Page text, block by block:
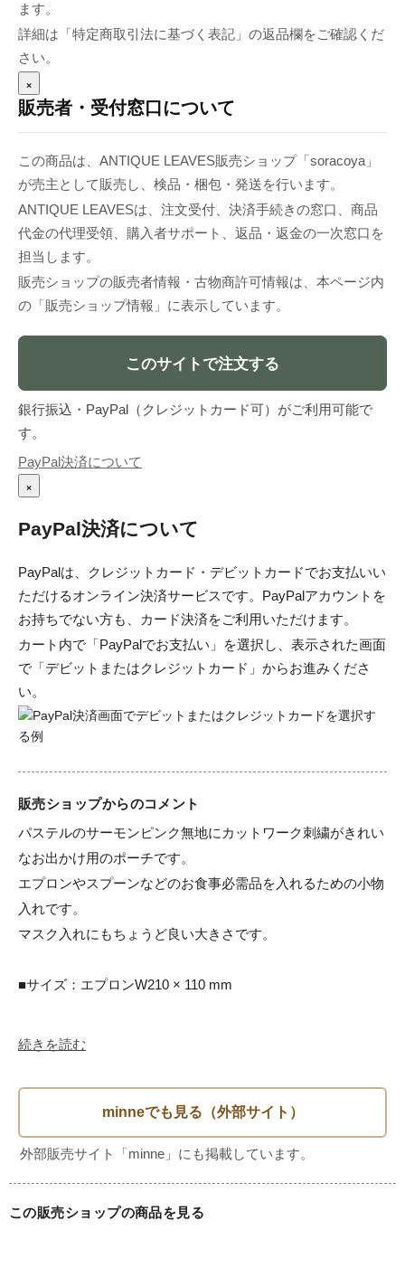
ます。
詳細は「特定商取引法に基づく表記」の返品欄をご確認くだ
さい。
×
販売者・受付窓口について
この商品は、ANTIQUE LEAVES販売ショップ「soracoya」
が売主として販売し、検品・梱包・発送を行います。
ANTIQUE LEAVESは、注文受付、決済手続きの窓口、商品
代金の代理受領、購入者サポート、返品・返金の一次窓口を
担当します。
販売ショップの販売者情報・古物商許可情報は、本ページ内
の「販売ショップ情報」に表示しています。
このサイトで注文する
銀行振込・PayPal（クレジットカード可）がご利用可能で
す。
PayPal決済について
×
PayPal決済について
PayPalは、クレジットカード・デビットカードでお支払いい
ただけるオンライン決済サービスです。PayPalアカウントを
お持ちでない方も、カード決済をご利用いただけます。
カート内で「PayPalでお支払い」を選択し、表示された画面
で「デビットまたはクレジットカード」からお進みくださ
い。
販売ショップからのコメント
パステルのサーモンピンク無地にカットワーク刺繍がきれい
なお出かけ用のポーチです。
エプロンやスプーンなどのお食事必需品を入れるための小物
入れです。
マスク入れにもちょうど良い大きさです。
■サイズ：エプロンW210 × 110 mm
続きを読む
この販売ショップの商品を見る